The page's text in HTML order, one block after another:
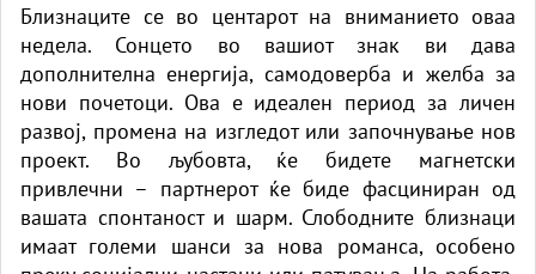
Близнаците се во центарот на вниманието оваа
недела. Сонцето во вашиот знак ви дава
дополнителна енергија, самодоверба и желба за
нови почетоци. Ова е идеален период за личен
развој, промена на изгледот или започнување нов
проект. Во љубовта, ќе бидете магнетски
привлечни – партнерот ќе биде фасциниран од
вашата спонтаност и шарм. Слободните близнаци
имаат големи шанси за нова романса, особено